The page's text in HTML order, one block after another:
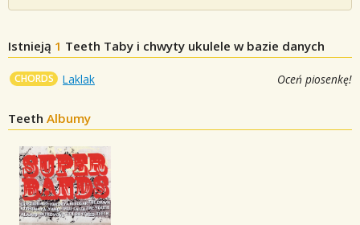
Istnieją 1 Teeth Taby i chwyty ukulele w bazie danych
CHORDS Laklak Oceń piosenkę!
Teeth Albumy